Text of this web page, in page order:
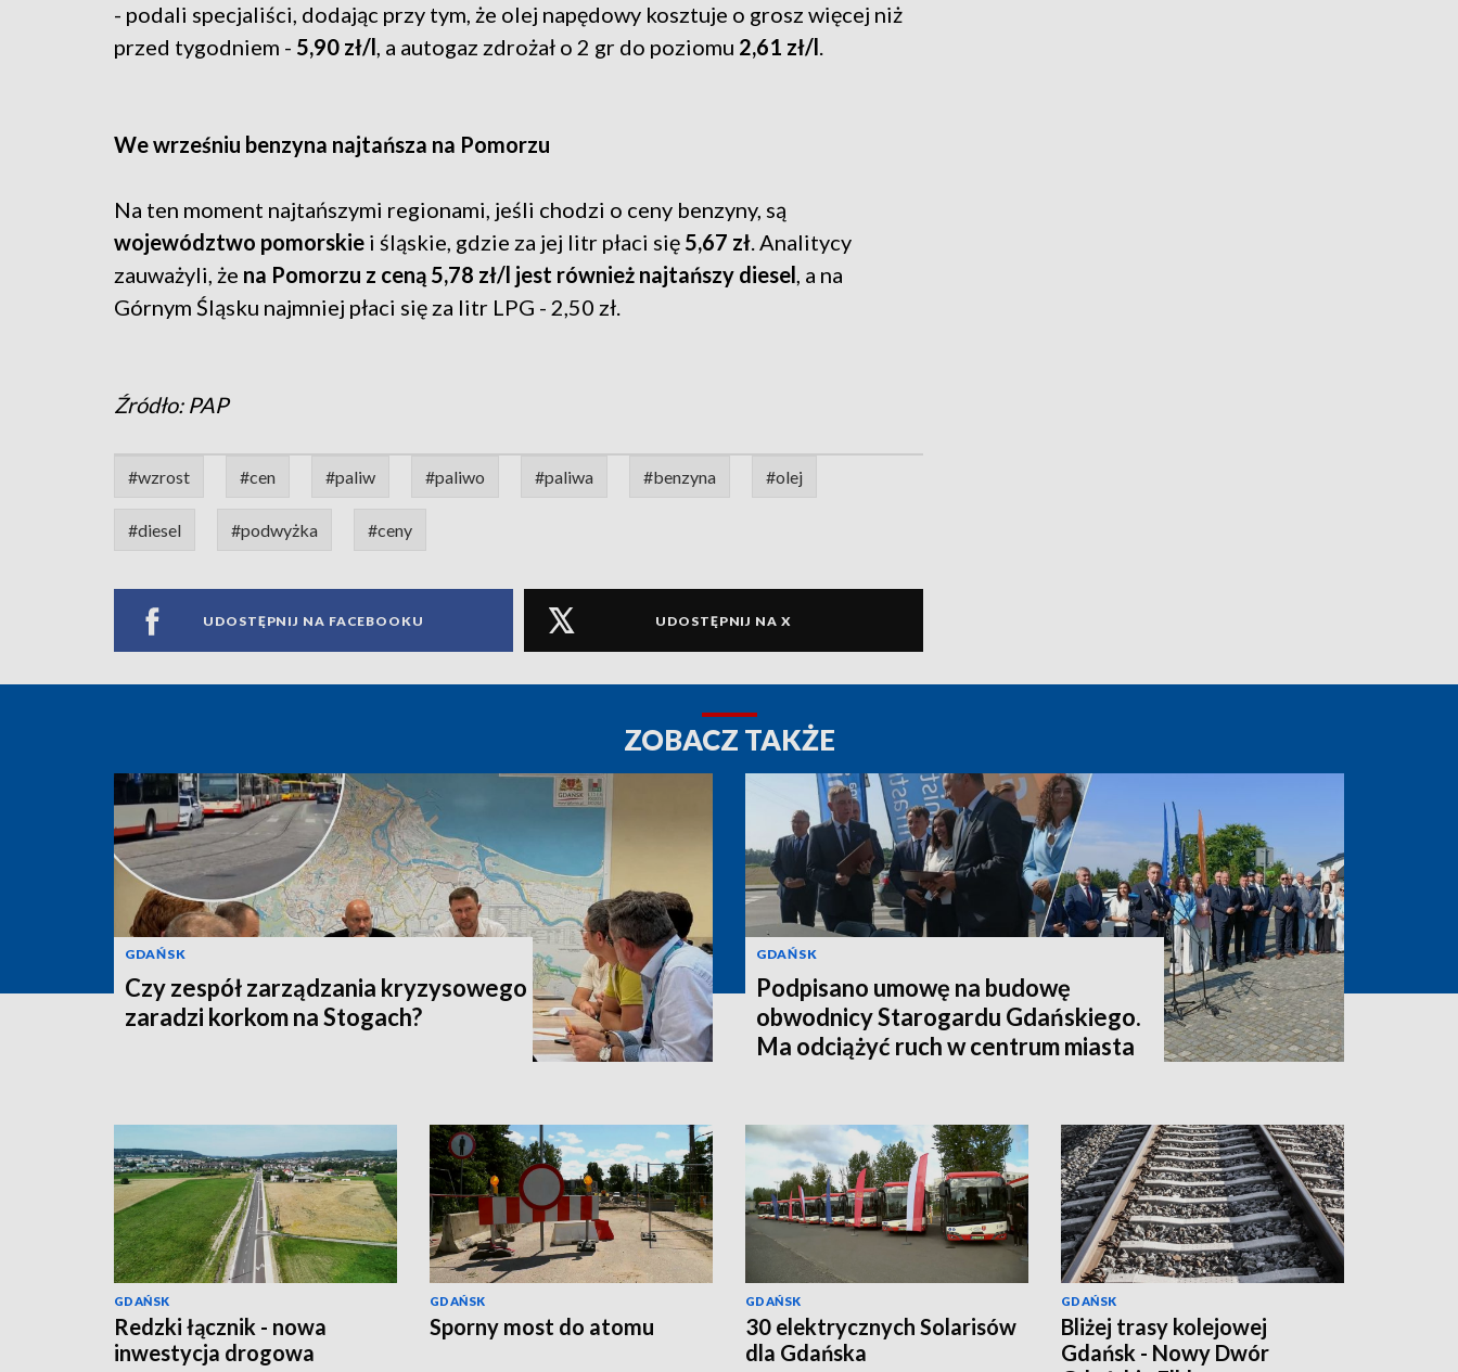
- podali specjaliści, dodając przy tym, że olej napędowy kosztuje o grosz więcej niż
przed tygodniem - 5,90 zł/l , a autogaz zdrożał o 2 gr do poziomu 2,61 zł/l .
We wrześniu benzyna najtańsza na Pomorzu
Na ten moment najtańszymi regionami, jeśli chodzi o ceny benzyny, są
województwo pomorskie i śląskie, gdzie za jej litr płaci się 5,67 zł. Analitycy
zauważyli, że na Pomorzu z ceną 5,78 zł/l jest również najtańszy diesel , a na
Górnym Śląsku najmniej płaci się za litr LPG - 2,50 zł.
Źródło: PAP
#wzrost #cen #paliw #paliwo #paliwa #benzyna #olej
#diesel #podwyżka #ceny
UDOSTĘPNIJ NA FACEBOOKU UDOSTĘPNIJ NA X
ZOBACZ TAKŻE
GDAŃSK
Czy zespół zarządzania kryzysowego
zaradzi korkom na Stogach?
GDAŃSK
Podpisano umowę na budowę
obwodnicy Starogardu Gdańskiego.
Ma odciążyć ruch w centrum miasta
GDAŃSK
Redzki łącznik - nowa
inwestycja drogowa
GDAŃSK
Sporny most do atomu
GDAŃSK
30 elektrycznych Solarisów
dla Gdańska
GDAŃSK
Bliżej trasy kolejowej
Gdańsk - Nowy Dwór